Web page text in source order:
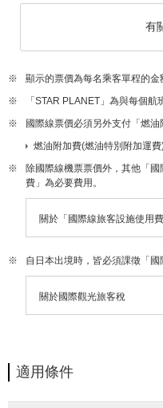
有
※
顯示的票價為每名乘客單程的金
※
「STAR PLANET」為與每個
※
國際線票價必須另外支付「燃油
燃油附加費(燃油特別附加運費
※
除國際線機票票價外，其他「
費」為必要費用。
關於「國際線旅客設施使用
※ 自日本出境時，皆必須課徵「國
關於國際觀光旅客稅
適用條件